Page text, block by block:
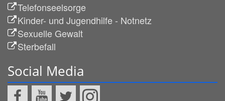
Telefonseelsorge
Kinder- und Jugendhilfe - Notnetz
Sexuelle Gewalt
Sterbefall
Social Media